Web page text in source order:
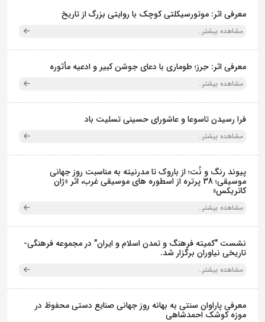
معرفی اثر: موتورسیکلتی کوچک با روایتی بزرگ از تاریخ
مشاهده بیشتر..
معرفی اثر: حِرز؛ طوماری با دعای جوشن کبیر و ادعیه مأثوره
مشاهده بیشتر..
فرا رسیدن تاسوعا و عاشورای حسینی تسلیت باد
مشاهده بیشتر..
پیوند رنگ و نُت؛ از باروک تا مدرنیته به مناسبت روز جهانی
موسیقی؛ 38 پرتره از اسطوره های موسیقی غرب، اثر «ژان
کاتریکس»
مشاهده بیشتر..
نشست "کمیته فرهنگ و تمدن اسلام و ایران" در مجموعه فرهنگی‌-
تاریخی نیاوران برگزار شد.
مشاهده بیشتر..
معرفی پاراوان سنتی به بهانه روز جهانی صنایع دستی محفوظ در
موزه کوشک احمدشاهی